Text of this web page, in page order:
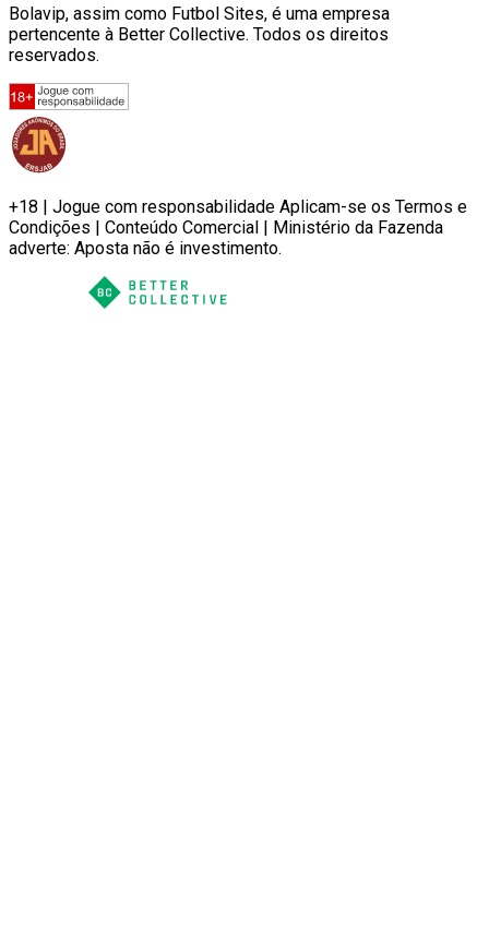
Bolavip, assim como Futbol Sites, é uma empresa
pertencente à Better Collective. Todos os direitos
reservados.
+18 | Jogue com responsabilidade Aplicam-se os Termos e
Condições | Conteúdo Comercial | Ministério da Fazenda
adverte: Aposta não é investimento.